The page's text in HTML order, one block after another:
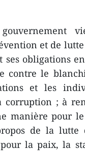
et de
obligations
contre le
et les
; à
manière pour
de la lutte
la paix, la